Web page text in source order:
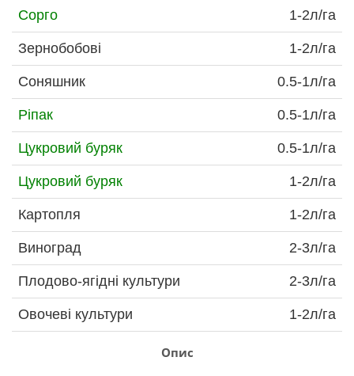
Сорго 1-2л/га
Зернобобові 1-2л/га
Соняшник 0.5-1л/га
Ріпак 0.5-1л/га
Цукровий буряк 0.5-1л/га
Цукровий буряк 1-2л/га
Картопля 1-2л/га
Виноград 2-3л/га
Плодово-ягідні культури 2-3л/га
Овочеві культури 1-2л/га
Опис